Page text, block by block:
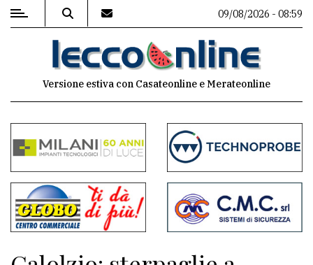
MENU
commenti
Contenuti
del
sito
09/08/2026 - 08:59
Versione estiva con Casateonline e Merateonline